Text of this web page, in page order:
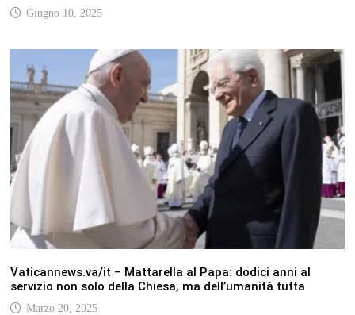
Giugno 10, 2025
Vaticannews.va/it – Mattarella al Papa: dodici anni al
servizio non solo della Chiesa, ma dell’umanità tutta
Marzo 20, 2025